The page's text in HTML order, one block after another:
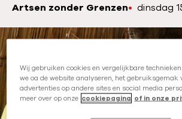
A
u
Artsen zonder Grenzen
P
b
i
c
a
dinsdag
Wij gebruiken cookies en vergelijkbare
we oa de website analyseren, het gebruiksgemak
advertenties op andere sites en social media
meer over op onze cookiepagina of in onze